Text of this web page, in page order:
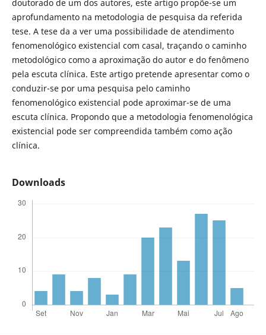
doutorado de um dos autores, este artigo propõe-se um
aprofundamento na metodologia de pesquisa da referida
tese. A tese da a ver uma possibilidade de atendimento
fenomenológico existencial com casal, traçando o caminho
metodológico como a aproximação do autor e do fenômeno
pela escuta clínica. Este artigo pretende apresentar como o
conduzir-se por uma pesquisa pelo caminho
fenomenológico existencial pode aproximar-se de uma
escuta clínica. Propondo que a metodologia fenomenológica
existencial pode ser compreendida também como ação
clínica.
Downloads